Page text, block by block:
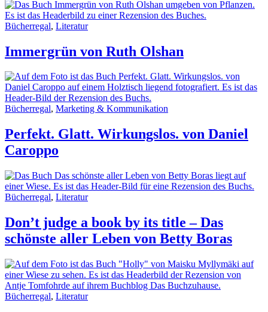
Bücherregal, Literatur
Immergrün von Ruth Olshan
Bücherregal, Marketing & Kommunikation
Perfekt. Glatt. Wirkungslos. von Daniel
Caroppo
Bücherregal, Literatur
Don’t judge a book by its title – Das
schönste aller Leben von Betty Boras
Bücherregal, Literatur